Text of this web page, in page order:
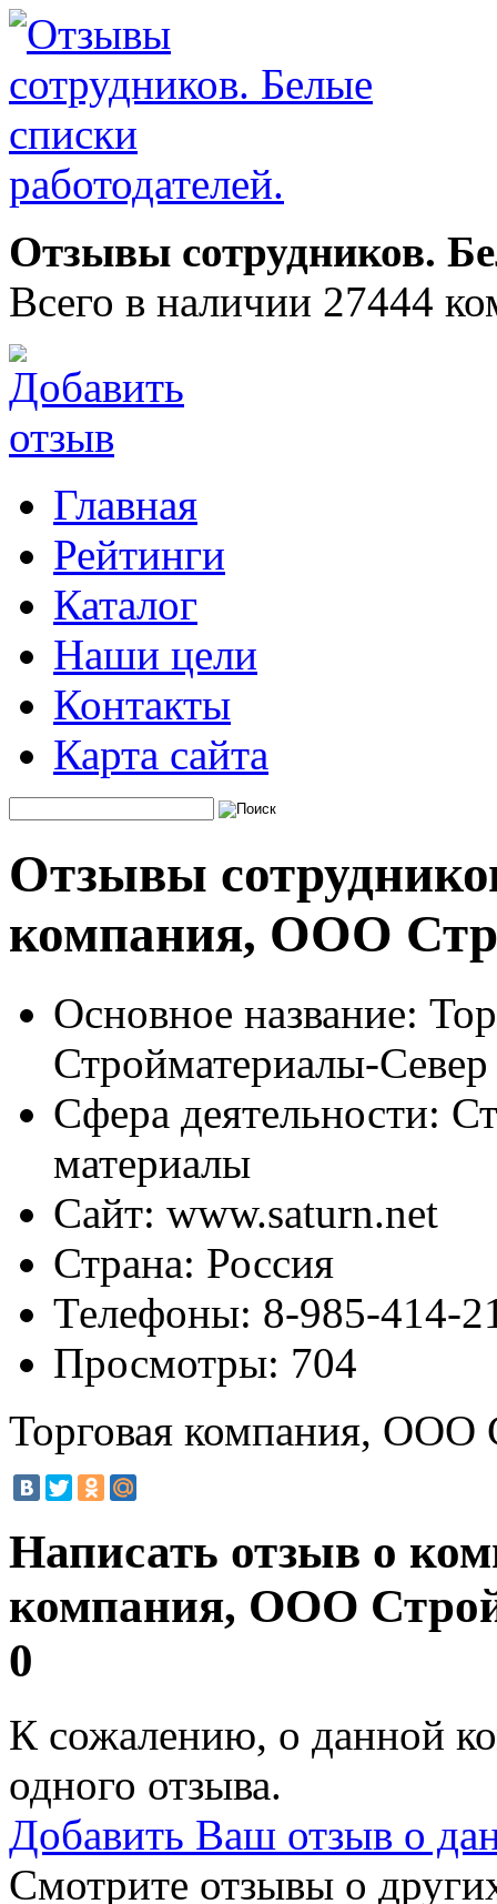
Отзывы сотрудников.
Всего в наличии 27444
Главная
Рейтинги
Каталог
Наши цели
Контакты
Карта сайта
Отзывы
компания, ООО
Основное название:
Стройматериалы-Север
Сфера деятельности:
материалы
Сайт: www.saturn.net
Страна: Россия
Телефоны: 8-985-414-
Просмотры: 704
Торговая компания, ООО
Написать отзыв о
компания, ООО
0
К сожалению, о данной
одного отзыва.
Добавить Ваш отзыв о
Смотрите отзывы о